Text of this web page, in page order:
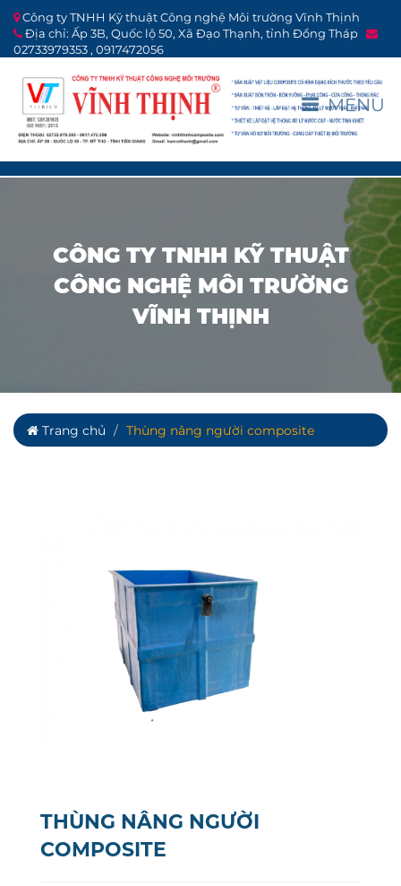
Công ty TNHH Kỹ thuật Công nghệ Môi trường Vĩnh Thịnh
Địa chỉ: Ấp 3B, Quốc lộ 50, Xã Đạo Thạnh, tỉnh Đồng Tháp
02733979353 , 0917472056
CÔNG TY TNHH KỸ THUẬT
CÔNG NGHỆ MÔI TRƯỜNG
VĨNH THỊNH
Trang chủ Thùng nâng người composite
THÙNG NÂNG NGƯỜI
COMPOSITE
MENU